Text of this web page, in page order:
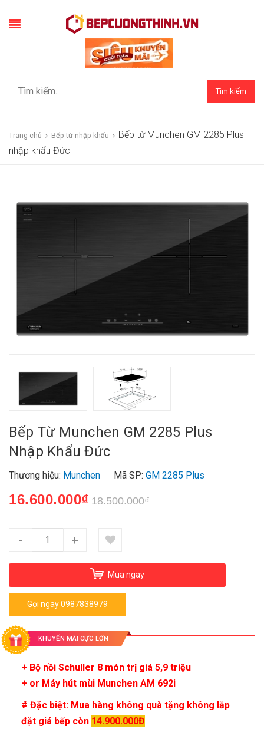
Tìm kiếm
Trang chủ Bếp từ nhập khẩu
Bếp từ Munchen GM 2285 Plus
nhập khẩu Đức
Bếp Từ Munchen GM 2285 Plus
Nhập Khẩu Đức
Thương hiệu: Munchen Mã SP: GM 2285 Plus
16.600.000₫ 18.500.000₫
- +
Mua ngay
Gọi ngay 0987838979
KHUYẾN MÃI CỰC LỚN
+ Bộ nồi Schuller 8 món trị giá 5,9 triệu
+ or Máy hút mùi Munchen AM 692i
# Đặc biệt: Mua hàng không quà tặng không lắp
đặt giá bếp còn 14.900.000Đ